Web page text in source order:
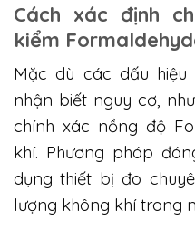
Cách xác định
kiểm
Mặc dù các dấu
nhận biết nguy cơ,
chính xác nồng độ
khí. Phương pháp
dụng thiết bị đo
lượng không khí trong